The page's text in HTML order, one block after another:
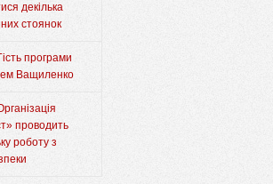
декілька
стоянок
програми
Ващиленко
проводить
роботу з